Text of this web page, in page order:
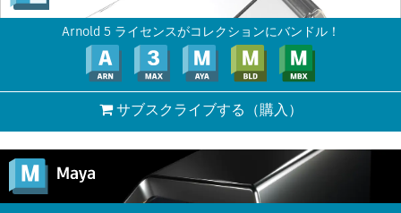
Arnold 5 ライセンスがコレクションにバンドル！
サブスクライブする （購入）